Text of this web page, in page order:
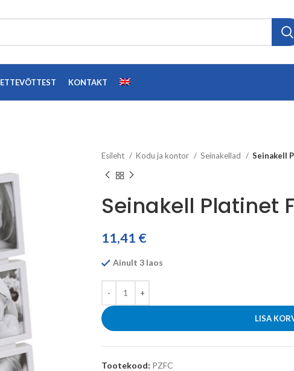
ETTEVÕTTEST KONTAKT
Esileht Kodu ja kontor Seinakellad Seinakell
Seinakell Platinet
11,41 €
Ainult 3 laos
LISA
Tootekood: PZFC